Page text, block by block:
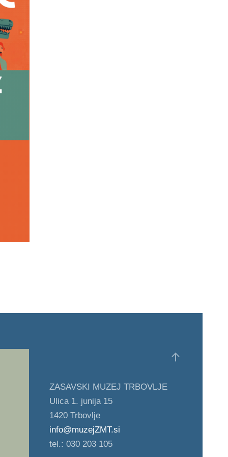
ZASAVSKI MUZEJ TRBOVLJE
Ulica 1. junija 15
1420 Trbovlje
info@muzejZMT.si
tel.: 030 203 105